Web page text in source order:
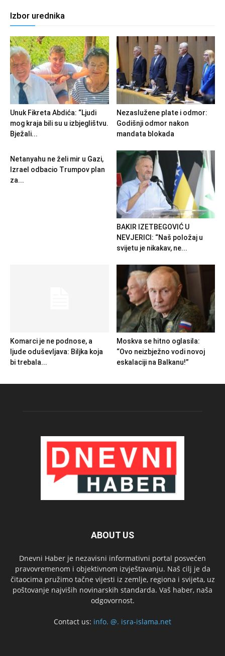
Izbor urednika
Unuk Fikreta Abdića: “Ljudi
mog kraja bili su u izbjeglištvu.
Bježali...
Nezaslužene plate i odmor:
Godišnji odmor nakon
mandata blokada
Netanyahu ne želi mir u Gazi,
Izrael odbacio Trumpov plan
za...
BAKIR IZETBEGOVIĆ U
NEVJERICI: “Naš položaj u
svijetu je nikakav, ne...
Komarci je ne podnose, a
ljude oduševljava: Biljka koja
bi trebala...
Moskva se hitno oglasila:
“Ovo neizbježno vodi novoj
eskalaciji na Balkanu!”
ABOUT US
Dnevni Haber je nezavisni informativni portal posvećen
pravovremenom i objektivnom izvještavanju. Naš cilj je da
čitaocima pružimo tačne vijesti iz zemlje, regiona i svijeta, uz
poštovanje najviših novinarskih standarda. Vaš haber, naša
odgovornost.
Contact us: info. @. isra-islama.net